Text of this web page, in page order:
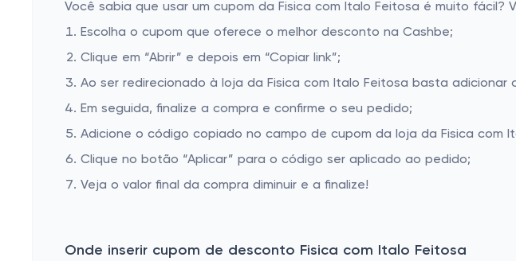
Você sabia que usar um cupom da Fisica com Italo Feitosa é muito
Escolha o cupom que oferece o melhor desconto na Cashbe;
Clique em “Abrir” e depois em “Copiar link”;
Ao ser redirecionado à loja da Fisica com Italo Feitosa basta adicionar
Em seguida, finalize a compra e confirme o seu pedido;
Adicione o código copiado no campo de cupom da loja da Fisica com
Clique no botão “Aplicar” para o código ser aplicado ao pedido;
Veja o valor final da compra diminuir e a finalize!
Onde inserir cupom de desconto Fisica com Italo Feitosa